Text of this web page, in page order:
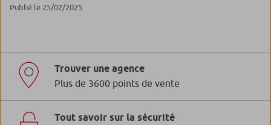
Publié le 25/02/2025
Trouver une agence
Plus de 3600 points de vente
Tout savoir sur la sécurité